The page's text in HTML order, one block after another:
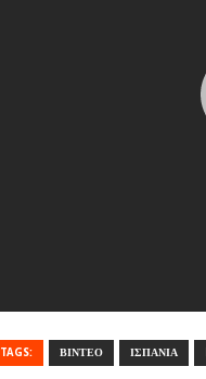
TAGS: ΒΙΝΤΕΟ ΙΣΠΑΝΙΑ